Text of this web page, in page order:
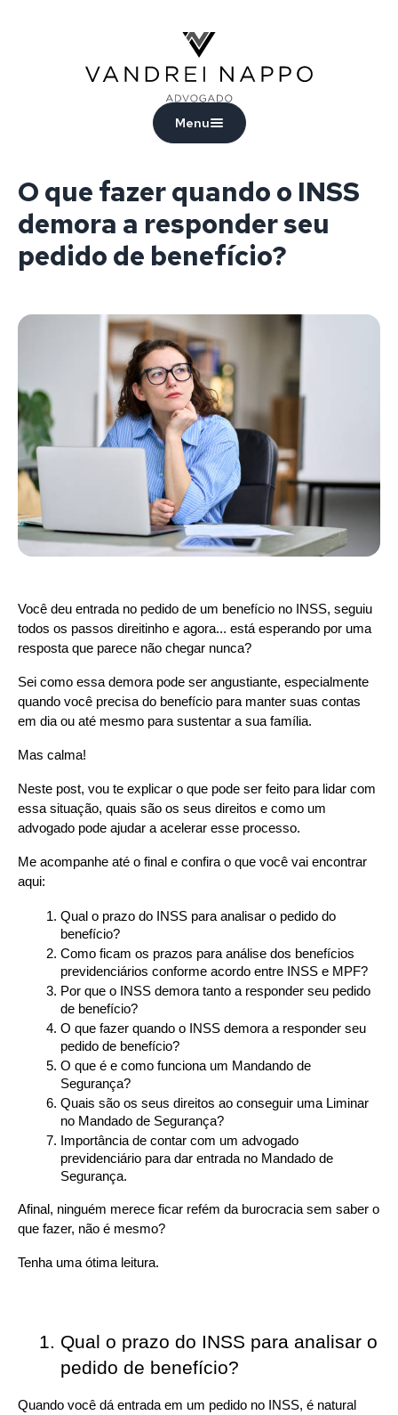
Menu
O que fazer quando o INSS
demora a responder seu
pedido de benefício?
Você deu entrada no pedido de um benefício no INSS, seguiu
todos os passos direitinho e agora... está esperando por uma
resposta que parece não chegar nunca?
Sei como essa demora pode ser angustiante, especialmente
quando você precisa do benefício para manter suas contas
em dia ou até mesmo para sustentar a sua família.
Mas calma!
Neste post, vou te explicar o que pode ser feito para lidar com
essa situação, quais são os seus direitos e como um
advogado pode ajudar a acelerar esse processo.
Me acompanhe até o final e confira o que você vai encontrar
aqui:
Qual o prazo do INSS para analisar o pedido do
benefício?
Como ficam os prazos para análise dos benefícios
previdenciários conforme acordo entre INSS e MPF?
Por que o INSS demora tanto a responder seu pedido
de benefício?
O que fazer quando o INSS demora a responder seu
pedido de benefício?
O que é e como funciona um Mandando de
Segurança?
Quais são os seus direitos ao conseguir uma Liminar
no Mandado de Segurança?
Importância de contar com um advogado
previdenciário para dar entrada no Mandado de
Segurança.
Afinal, ninguém merece ficar refém da burocracia sem saber o
que fazer, não é mesmo?
Tenha uma ótima leitura.
Qual o prazo do INSS para analisar o
pedido de benefício?
Quando você dá entrada em um pedido no INSS, é natural